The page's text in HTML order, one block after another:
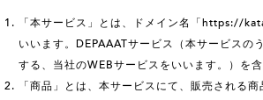
「本サービス」とは、ドメイン名「https://
いいます。DEPAAATサービス（本サービス
する、当社のWEBサービスをいいます。）を含
「商品」とは、本サービスにて、販売される商